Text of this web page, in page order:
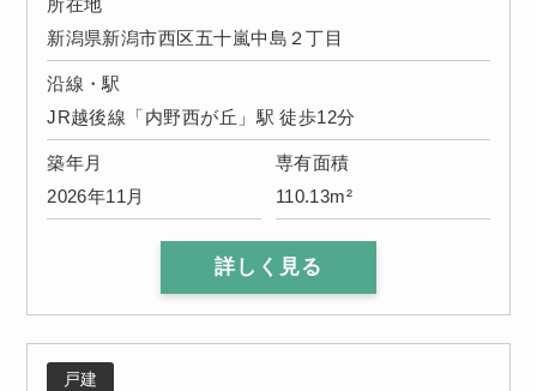
所在地
新潟県新潟市西区五十嵐中島２丁目
沿線・駅
JR越後線「内野西が丘」駅 徒歩12分
築年月
2026年11月
専有面積
110.13m²
詳しく見る
戸建